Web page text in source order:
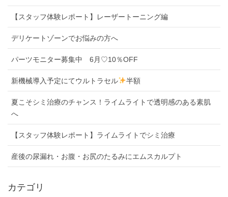
【スタッフ体験レポート】レーザートーニング編
デリケートゾーンでお悩みの方へ
パーツモニター募集中 6月♡10％OFF
新機械導入予定にてウルトラセル 半額
夏こそシミ治療のチャンス！ライムライトで透明感のある素肌
へ
【スタッフ体験レポート】ライムライトでシミ治療
産後の尿漏れ・お腹・お尻のたるみにエムスカルプト
カテゴリ